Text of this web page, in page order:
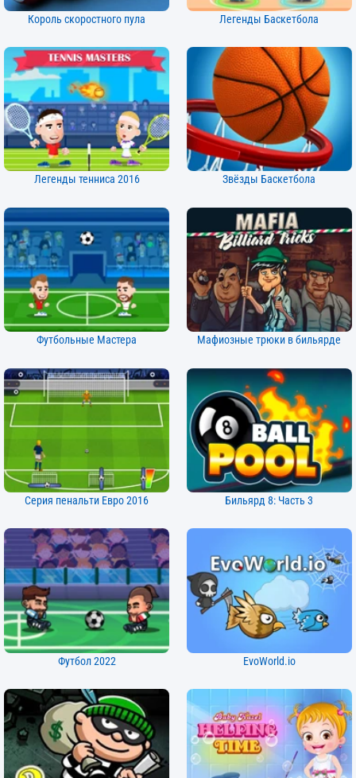
Король скоростного пула Легенды Баскетбола
Легенды тенниса 2016 Звёзды Баскетбола
Футбольные Мастера Мафиозные трюки в бильярде
Серия пенальти Евро 2016 Бильярд 8: Часть 3
Футбол 2022 EvoWorld.io